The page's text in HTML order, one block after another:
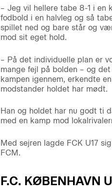
– Jeg vil hellere tabe 8-1 i
fodbold i en halvleg og så
spillet ned og bare står og
mod sit eget hold.
– På det individuelle plan er
mange fejl på bolden – og
kampen igennem, erkendte
modstander holdet har mødt.
Han og holdet har nu godt ti
med en kamp mod
Med sejren lagde FCK U17
FCM.
F.C. KØBENHAVN